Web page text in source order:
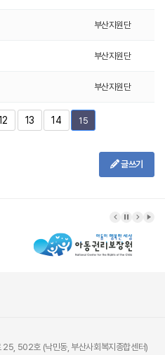
부산지원단
부산지원단
부산지원단
13 14 15
글쓰기
502호 (낙민동, 부산사회복지종합센터)